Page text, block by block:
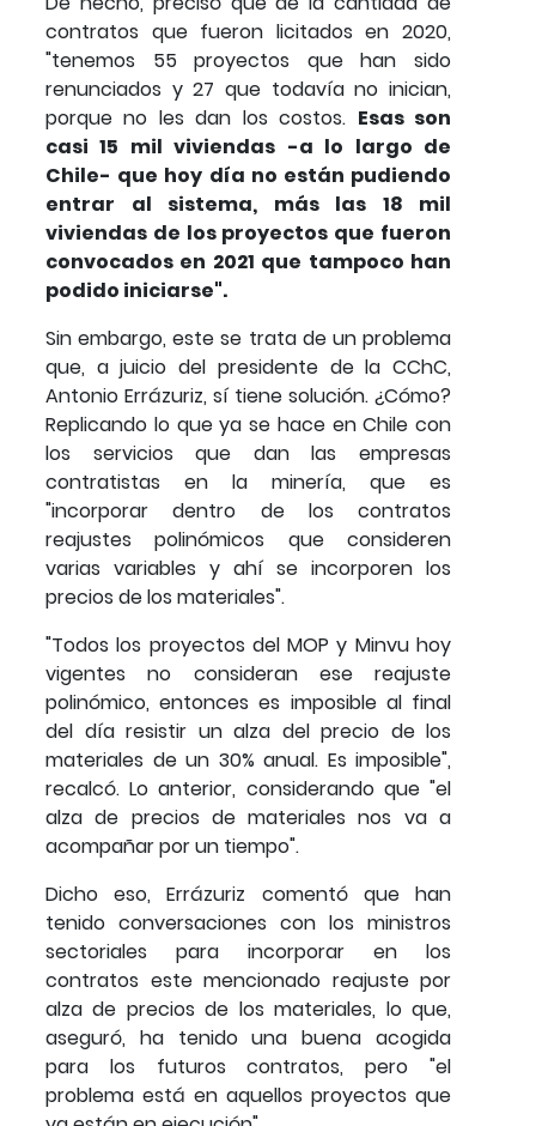
contratos que fueron licitados en 2020,
"tenemos 55 proyectos que han sido
renunciados y 27 que todavía no inician,
porque no les dan los costos. Esas son
casi 15 mil viviendas -a lo largo de
Chile- que hoy día no están pudiendo
entrar al sistema, más las 18 mil
viviendas de los proyectos que fueron
convocados en 2021 que tampoco han
podido iniciarse".
Sin embargo, este se trata de un problema
que, a juicio del presidente de la CChC,
Antonio Errázuriz, sí tiene solución. ¿Cómo?
Replicando lo que ya se hace en Chile con
los servicios que dan las empresas
contratistas en la minería, que es
"incorporar dentro de los contratos
reajustes polinómicos que consideren
varias variables y ahí se incorporen los
precios de los materiales".
"Todos los proyectos del MOP y Minvu hoy
vigentes no consideran ese reajuste
polinómico, entonces es imposible al final
del día resistir un alza del precio de los
materiales de un 30% anual. Es imposible",
recalcó. Lo anterior, considerando que "el
alza de precios de materiales nos va a
acompañar por un tiempo".
Dicho eso, Errázuriz comentó que han
tenido conversaciones con los ministros
sectoriales para incorporar en los
contratos este mencionado reajuste por
alza de precios de los materiales, lo que,
aseguró, ha tenido una buena acogida
para los futuros contratos, pero "el
problema está en aquellos proyectos que